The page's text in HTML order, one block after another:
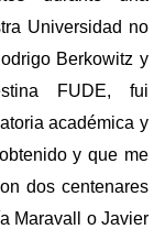
Universidad no
Berkowitz y
FUDE, fui
académica y
y que me
dos centenares
Maravall o Javier